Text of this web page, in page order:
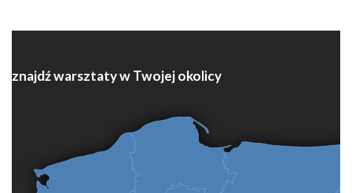
znajdź warsztaty w Twojej okolicy